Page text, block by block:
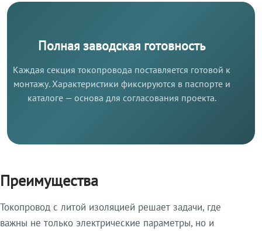
Полная заводская готовность
Каждая секция токопровода поставляется готовой к
монтажу. Характеристики фиксируются в паспорте и
каталоге — основа для согласования проекта.
Преимущества
Токопровод с литой изоляцией решает задачи, где
важны не только электрические параметры, но и